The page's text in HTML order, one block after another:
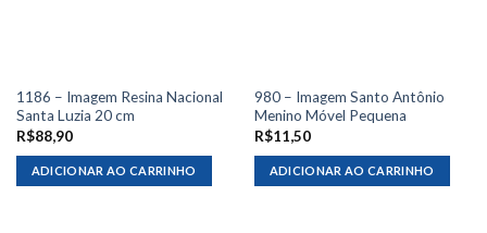
1186 – Imagem Resina Nacional
Santa Luzia 20 cm
R$88,90
ADICIONAR AO CARRINHO
980 – Imagem Santo Antônio
Menino Móvel Pequena
R$11,50
ADICIONAR AO CARRINHO